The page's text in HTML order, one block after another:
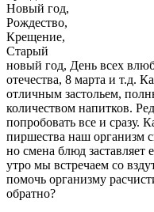
Новый год,
Рождество,
Крещение,
Старый
новый год, День всех
отечества, 8 марта и т.д.
отличным застольем,
количеством напитков.
попробовать все и сразу.
пиршества наш организм
но смена блюд
утро мы встречаем со
помочь организму
обратно?